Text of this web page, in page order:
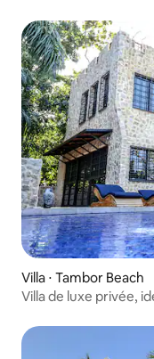
Villa ⋅ Tambor Beach
Villa de luxe privée,